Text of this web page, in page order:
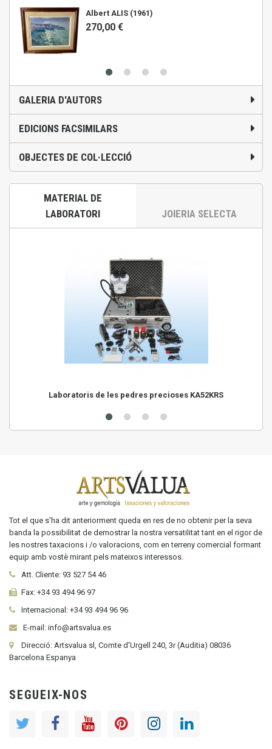
Albert ALIS (1961)
270,00 €
GALERIA D'AUTORS
EDICIONS FACSIMILARS
OBJECTES DE COL·LECCIÓ
MATERIAL DE
LABORATORI
JOIERIA SELECTA
Laboratoris de les pedres precioses KA52KRS
Tot el que s'ha dit anteriorment queda en res de no obtenir per la seva
banda la possibilitat de demostrar la nostra versatilitat tant en el rigor de
les nostres taxacions i /o valoracions, com en terreny comercial formant
equip amb vostè mirant pels mateixos interessos.
Att. Cliente: 93 527 54 46
Fax: +34 93 494 96 97
Internacional: +34 93 494 96 96
E-mail: info@artsvalua.es
Direcció: Artsvalua sl, Comte d'Urgell 240, 3r (Auditia) 08036
Barcelona Espanya
SEGUEIX-NOS